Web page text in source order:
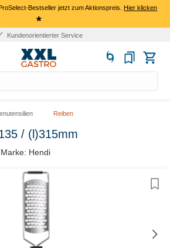
Bestseller jetzt zum Aktionspreis.Hier klicken
*
Kundenorientierter Service
Reiben
/ (l)315mm
Marke: Hendi